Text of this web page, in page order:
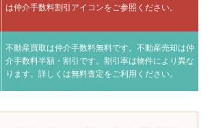
は仲介手数料割引アイコンをご参照ください。
不動産買取は仲介手数料無料です。 不動産売却は仲
介手数料半額・割引です。 割引率は物件により異な
ります。 詳しくは無料査定をご利用ください。